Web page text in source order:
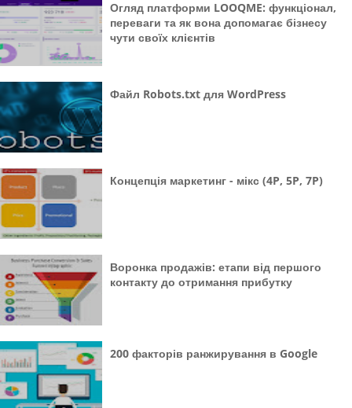
Огляд платформи LOOQME: функціонал,
переваги та як вона допомагає бізнесу
чути своїх клієнтів
Файл Robots.txt для WordPress
Концепція маркетинг - мікс (4P, 5P, 7P)
Воронка продажів: етапи від першого
контакту до отримання прибутку
200 факторів ранжирування в Google